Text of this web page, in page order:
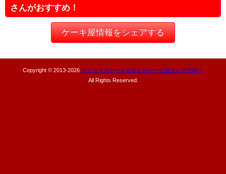
さんがおすすめ！
ケーキ屋情報をシェアする
Copyright © 2013-2026 クリスマスケーキを近くのケーキ屋さんで予約！
All Rights Reserved.